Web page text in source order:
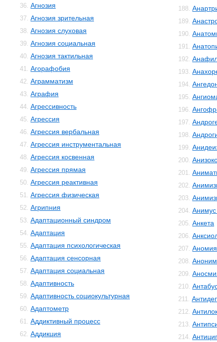
36. Агнозия
37. Агнозия зрительная
38. Агнозия слуховая
39. Агнозия социальная
40. Агнозия тактильная
41. Агорафобия
42. Аграмматизм
43. Аграфия
44. Агрессивность
45. Агрессия
46. Агрессия вербальная
47. Агрессия инструментальная
48. Агрессия косвенная
49. Агрессия прямая
50. Агрессия реактивная
51. Агрессия физическая
52. Агрипния
53. Адаптационный синдром
54. Адаптация
55. Адаптация психологическая
56. Адаптация сенсорная
57. Адаптация социальная
58. Адаптивность
59. Адаптивность социокультурная
60. Адаптометр
61. Аддиктивный процесс
62. Аддикция
188.
189.
190.
191.
192.
193.
194.
195.
196.
197.
198.
199.
200.
201.
202.
203.
204.
205. Анкета
206.
207. Аномия
208.
209.
210.
211.
212.
213.
214.